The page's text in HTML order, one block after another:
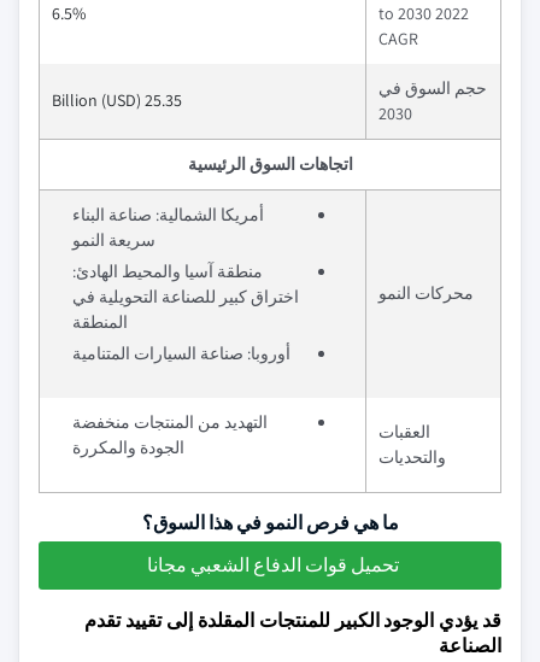
2022 to 2030
CAGR
6.5%
حجم السوق في
2030
25.35 Billion (USD)
اتجاهات السوق الرئيسية
محركات النمو
أمريكا الشمالية: صناعة البناء
سريعة النمو
منطقة آسيا والمحيط الهادئ:
اختراق كبير للصناعة التحويلية في
المنطقة
أوروبا: صناعة السيارات المتنامية
العقبات
والتحديات
التهديد من المنتجات منخفضة
الجودة والمكررة
ما هي فرص النمو في هذا السوق؟
تحميل قوات الدفاع الشعبي مجانا
قد يؤدي الوجود الكبير للمنتجات المقلدة إلى تقييد تقدم
الصناعة